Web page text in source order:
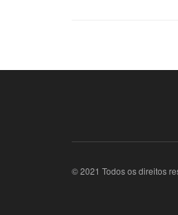
© 2021 Todos os direitos